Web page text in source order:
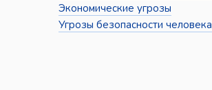
Экономические угрозы
Угрозы безопасности человека